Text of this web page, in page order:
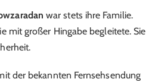
war stets ihre Familie.
mit großer Hingabe begleitete. Sie
der bekannten Fernsehsendung